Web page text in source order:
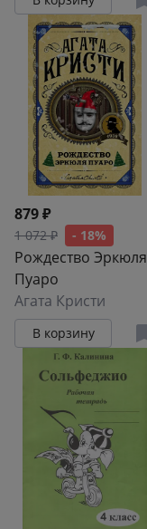
879 ₽
1 072 ₽ - 18%
Рождество Эркюля
Пуаро
Агата Кристи
В корзину